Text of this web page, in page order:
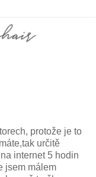
protože je to
určitě
internet 5 hodin
jsem málem